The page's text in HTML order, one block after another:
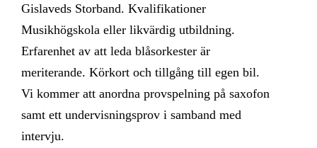
Gislaveds Storband. Kvalifikationer
Musikhögskola eller likvärdig utbildning.
Erfarenhet av att leda blåsorkester är
meriterande. Körkort och tillgång till egen bil.
Vi kommer att anordna provspelning på saxofon
samt ett undervisningsprov i samband med
intervju.